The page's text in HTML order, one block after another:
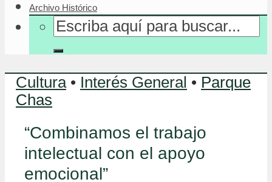
Archivo Histórico
Cultura • Interés General • Parque
Chas
“Combinamos el trabajo
intelectual con el apoyo
emocional”